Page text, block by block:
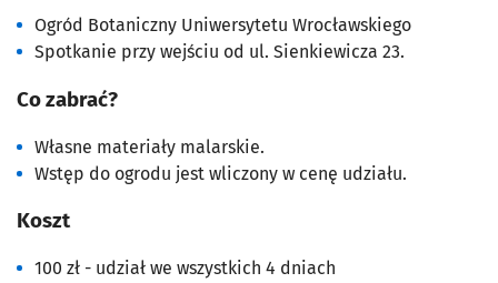
Ogród Botaniczny Uniwersytetu Wrocławskiego
Spotkanie przy wejściu od ul. Sienkiewicza 23.
Co zabrać?
Własne materiały malarskie.
Wstęp do ogrodu jest wliczony w cenę udziału.
Koszt
100 zł - udział we wszystkich 4 dniach